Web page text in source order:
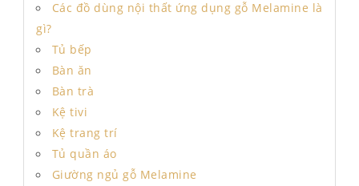
Các đồ dùng nội thất ứng dụng gỗ Melamine là
gì?
Tủ bếp
Bàn ăn
Bàn trà
Kệ tivi
Kệ trang trí
Tủ quần áo
Giường ngủ gỗ Melamine